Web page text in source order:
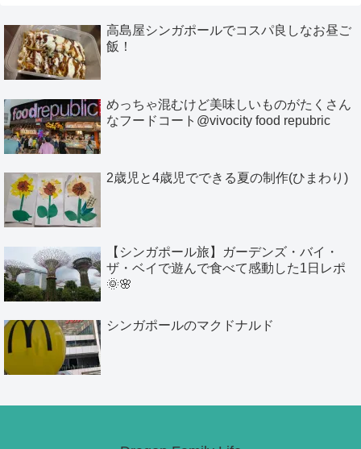
高島屋シンガポールでコスパ良しなお昼ご
飯！
めっちゃ混むけど美味しいものがたくさん
なフードコート@vivocity food repubric
2歳児と4歳児でできる夏の制作(ひまわり)
【シンガポール旅】ガーデンズ・バイ・
ザ・ベイで遊んで食べて感動した1日レポ
🌞🌸
シンガポールのマクドナルド